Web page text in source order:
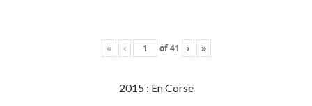
« ‹ of41 › »
2015 : En Corse